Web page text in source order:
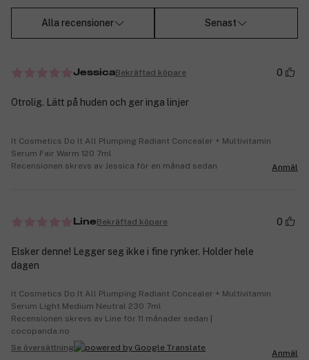
Alla recensioner Senast
JessicaBekräftad köpare 0
Otrolig. Lätt på huden och ger inga linjer
It Cosmetics Do It All Plumping Radiant Concealer + Multivitamin
Serum Fair Warm 120 7ml
Recensionen skrevs av Jessica för en månad sedan
Anmäl
LineBekräftad köpare 0
Elsker denne! Legger seg ikke i fine rynker. Holder hele
dagen
It Cosmetics Do It All Plumping Radiant Concealer + Multivitamin
Serum Light Medium Neutral 230 7ml
Recensionen skrevs av Line för 11 månader sedan |
cocopanda.no
Se översättning
Anmäl